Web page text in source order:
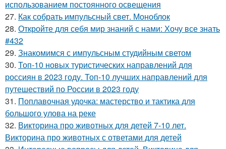
использованием постоянного освещения
27. Как собрать импульсный свет. Моноблок
28. Откройте для себя мир знаний с нами: Хочу все знать
#432
29. Знакомимся с импульсным студийным светом
30. Топ-10 новых туристических направлений для
россиян в 2023 году. Топ-10 лучших направлений для
путешествий по России в 2023 году
31. Поплавочная удочка: мастерство и тактика для
большого улова на реке
32. Викторина про животных для детей 7-10 лет.
Викторина про животных с ответами для детей